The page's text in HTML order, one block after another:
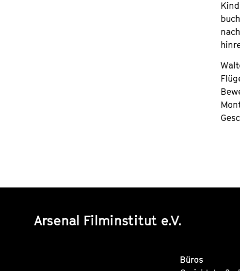
Arsenal Filminstitut e.V.
Büros